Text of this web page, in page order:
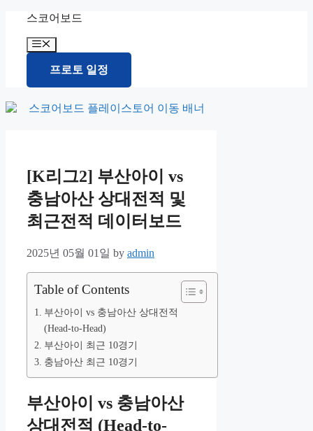
content
스코어보드
Menu
프로토 일정
[K리그2] 부산아이 vs
충남아산 상대전적 및
최근전적 데이터보드
2025년 05월 01일 by admin
Table of Contents
부산아이 vs 충남아산 상대전적
(Head-to-Head)
부산아이 최근 10경기
충남아산 최근 10경기
부산아이 vs 충남아산
상대전적 (Head-to-